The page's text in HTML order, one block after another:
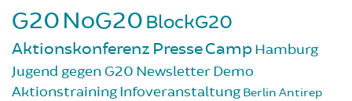
G20NoG20 BlockG20
Aktionskonferenz PresseCampHamburg
Jugend gegen G20 NewsletterDemo
AktionstrainingInfoveranstaltung Berlin Antirep